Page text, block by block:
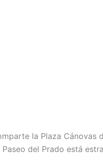
la Plaza
del Prado está